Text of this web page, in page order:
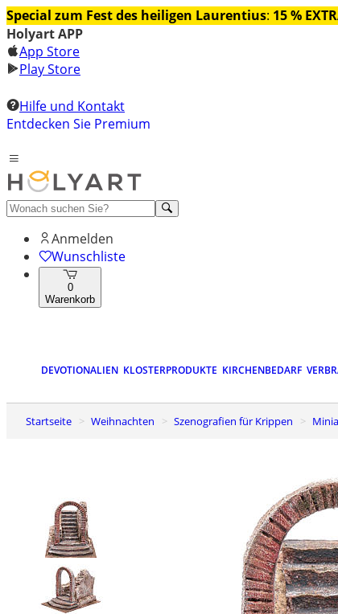
Special zum Fest des heiligen Laurentius: 15 %
Holyart APP
App Store
Play Store
Hilfe und Kontakt
Entdecken Sie Premium
Anmelden
Wunschliste
0
Warenkorb
DEVOTIONALIEN KLOSTERPRODUKTE KIRCHENBEDARF
Startseite Weihnachten Szenografien für Krippen